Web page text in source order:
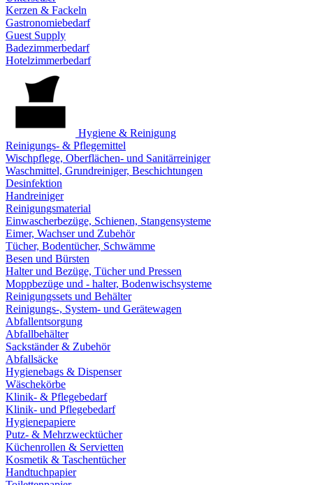
Kerzen & Fackeln
Gastronomiebedarf
Guest Supply
Badezimmerbedarf
Hotelzimmerbedarf
Hygiene & Reinigung
Reinigungs- & Pflegemittel
Wischpflege, Oberflächen- und Sanitärreiniger
Waschmittel, Grundreiniger, Beschichtungen
Desinfektion
Handreiniger
Reinigungsmaterial
Einwascherbezüge, Schienen, Stangensysteme
Eimer, Wachser und Zubehör
Tücher, Bodentücher, Schwämme
Besen und Bürsten
Halter und Bezüge, Tücher und Pressen
Moppbezüge und - halter, Bodenwischsysteme
Reinigungssets und Behälter
Reinigungs-, System- und Gerätewagen
Abfallentsorgung
Abfallbehälter
Sackständer & Zubehör
Abfallsäcke
Hygienebags & Dispenser
Wäschekörbe
Klinik- & Pflegebedarf
Klinik- und Pflegebedarf
Hygienepapiere
Putz- & Mehrzwecktücher
Küchenrollen & Servietten
Kosmetik & Taschentücher
Handtuchpapier